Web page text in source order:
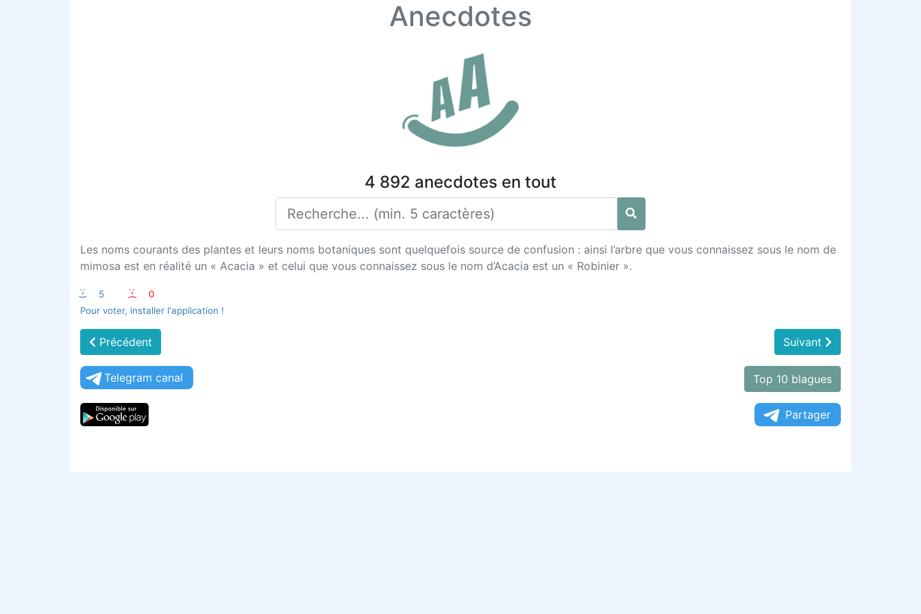
Anecdotes
4 892 anecdotes en tout
Les noms courants des plantes et leurs noms botaniques sont quelquefois source de confusion : ainsi l’arbre que vous connaissez sous le nom de
mimosa est en réalité un « Acacia » et celui que vous connaissez sous le nom d’Acacia est un « Robinier ».
:-) 5 :-(
0
Pour voter, installer l'application !
Précédent Suivant
Telegram canal Top 10 blagues
Partager